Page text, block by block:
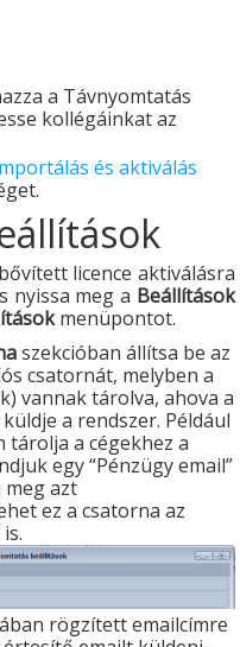
a Távnyomtatás
kollégáinkat az
és aktiválás
licence aktiválásra
nyissa meg a Beállítások
menüpontot.
szekcióban állítsa be az
csatornát, melyben a
vannak tárolva, ahova a
a rendszer. Például
tárolja a cégekhez a
egy “Pénzügy email”
meg azt
ez a csatorna az
rögzített emailcímre